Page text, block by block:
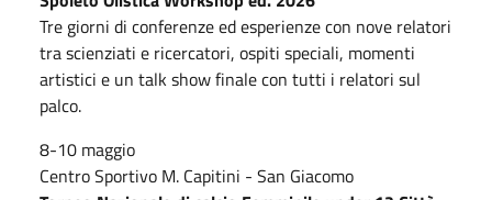
Tre giorni di conferenze ed esperienze con nove relatori
tra scienziati e ricercatori, ospiti speciali, momenti
artistici e un talk show finale con tutti i relatori sul
palco.
8-10 maggio
Centro Sportivo M. Capitini - San Giacomo